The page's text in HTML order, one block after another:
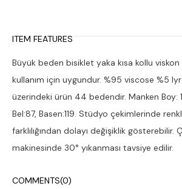
ITEM FEATURES
Büyük beden bisiklet yaka kısa kollu
kullanım için uygundur. %95 viscose %5
üzerindeki ürün 44 bedendir. Manken Boy:
Bel:87, Basen:119. Stüdyo çekimlerinde
farklılığından dolayı değişiklik gösterebilir.
makinesinde 30° yıkanması tavsiye edilir.
COMMENTS(0)